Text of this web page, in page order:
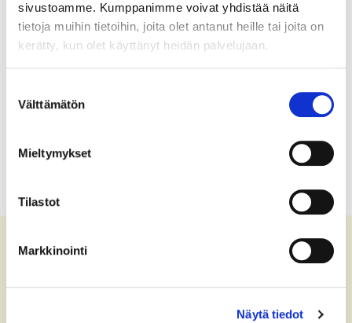
sivustoamme. Kumppanimme voivat yhdistää näitä
tietoja muihin tietoihin, joita olet antanut heille tai joita on
kerätty, kun olet käyttänyt heidän palvelujaan.
valinta
Välttämätön
Mieltymykset
Tilastot
Markkinointi
Näytä tiedot